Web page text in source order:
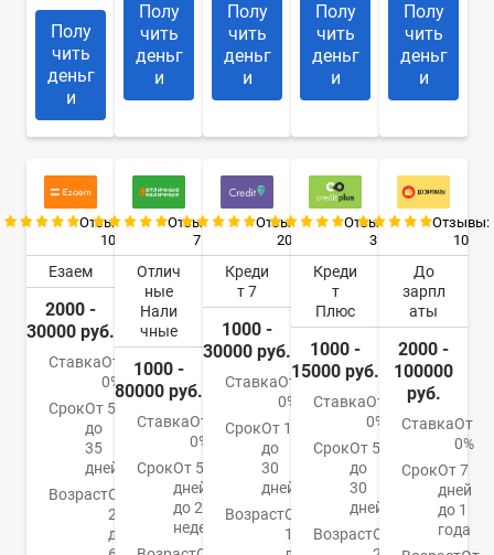
Полу
чить
деньг
и
Полу
чить
деньг
и
Полу
чить
деньг
и
Полу
чить
деньг
и
Полу
чить
деньг
и
Отзывы:
10
Езаем
2000 -
30000 руб.
СтавкаОт
0%
СрокОт 5
до
35
дней
ВозрастОт
20
до
Отзывы:
7
Отлич
ные
Нали
чные
1000 -
80000 руб.
СтавкаОт
0%
СрокОт 5
дней
до 24
недель
Отзывы:
20
Креди
т 7
1000 -
30000 руб.
СтавкаОт
0%
СрокОт 1
до
30
дней
ВозрастОт
18
Отзывы:
3
Креди
т
Плюс
1000 -
15000 руб.
СтавкаОт
0%
СрокОт 5
до
30
дней
ВозрастОт
Отзывы:
10
До
зарпл
аты
2000 -
100000
руб.
СтавкаОт
0%
СрокОт 7
дней
до 1
года